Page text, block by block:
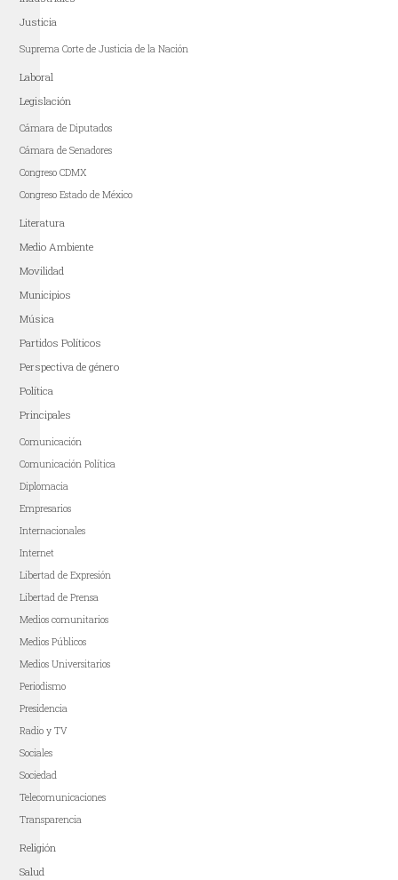
Justicia
Suprema Corte de Justicia de la Nación
Laboral
Legislación
Cámara de Diputados
Cámara de Senadores
Congreso CDMX
Congreso Estado de México
Literatura
Medio Ambiente
Movilidad
Municipios
Música
Partidos Políticos
Perspectiva de género
Política
Principales
Comunicación
Comunicación Política
Diplomacia
Empresarios
Internacionales
Internet
Libertad de Expresión
Libertad de Prensa
Medios comunitarios
Medios Públicos
Medios Universitarios
Periodismo
Presidencia
Radio y TV
Sociales
Sociedad
Telecomunicaciones
Transparencia
Religión
Salud